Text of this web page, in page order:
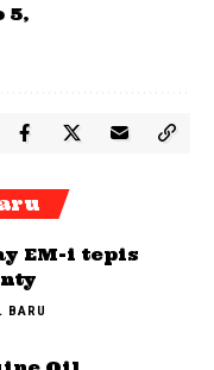
5
EM-i tepis
BARU